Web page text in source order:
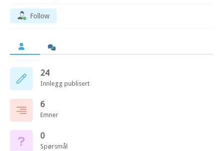
Follow
24
Innlegg publisert
6
Emner
0
Spørsmål